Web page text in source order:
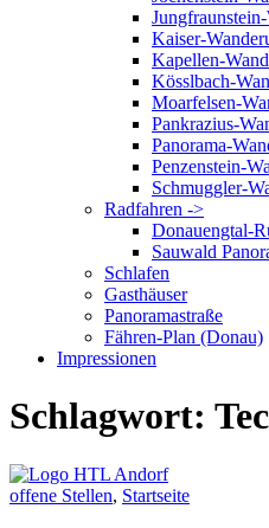
Kaiser-
Kapellen-
Kösslbach-
Moarfelsen-
Pankrazius-
Panorama-
Penzenstein-
Schmuggler-
Radfahren ->
Donauengtal-
Sauwald
Schlafen
Gasthäuser
Panoramastraße
Fähren-Plan (Donau)
Impressionen
Schlagwort:
offene Stellen, Startseite